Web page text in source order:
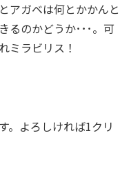
アガベは何とかかんと
るのかどうか･･･。可
ミラビリス！
。よろしければ1クリ